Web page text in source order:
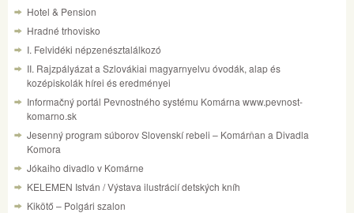
Hotel & Pension
Hradné trhovisko
I. Felvidéki népzenésztalálkozó
II. Rajzpályázat a Szlovákiai magyarnyelvu óvodák, alap és
kozépiskolák hírei és eredményei
Informačný portál Pevnostného systému Komárna www.pevnost-
komarno.sk
Jesenný program súborov Slovenskí rebeli – Komárňan a Divadla
Komora
Jókaiho divadlo v Komárne
KELEMEN István / Výstava ilustrácií detských kníh
Kikötő – Polgári szalon